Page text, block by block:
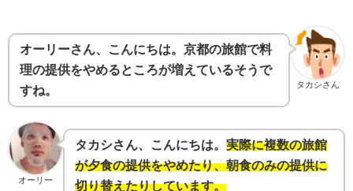
タカシさん
オーリーさん、こんにちは。京都の旅館で料
理の提供をやめるところが増えているそうで
すね。
オーリー
タカシさん、こんにちは。 実際に複数の旅館
が夕食の提供をやめたり、朝食のみの提供に
切り替えたりしています。